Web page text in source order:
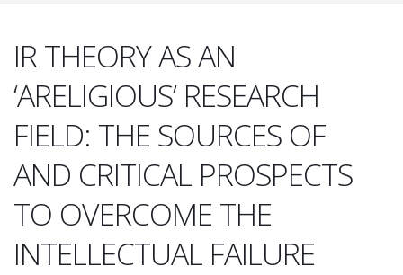
IR THEORY AS AN
‘ARELIGIOUS’ RESEARCH
FIELD: THE SOURCES OF
AND CRITICAL PROSPECTS
TO OVERCOME THE
INTELLECTUAL FAILURE